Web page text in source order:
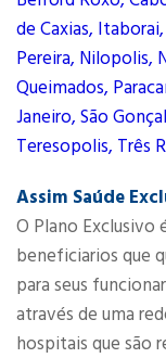
de Caxias,
Pereira, Nilopolis,
Queimados,
Janeiro, São
Teresopolis, Três
Assim Saúde
O Plano Exclusivo
beneficiarios que
para seus
através de uma
hospitais que são